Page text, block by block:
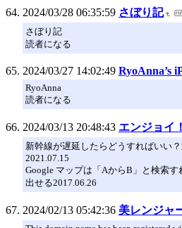
2024/03/28 06:35:59 さぼり記
さぼり記
読者になる
2024/03/27 14:02:49 RyoAnna’s
RyoAnna
読者になる
2024/03/13 20:48:43 エンジョイ
新幹線が遅延したらどうすればいい
2021.07.15
Google マップは「AからB」と検索
出せる2017.06.26
2024/02/13 05:42:36 美レンジャ